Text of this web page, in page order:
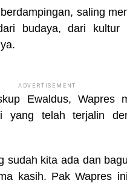
saling
budaya, dari
ADVERTISEMENT
Ewaldus, Wapres
yang telah terjalin
sudah kita ada dan
kasih. Pak Wapres